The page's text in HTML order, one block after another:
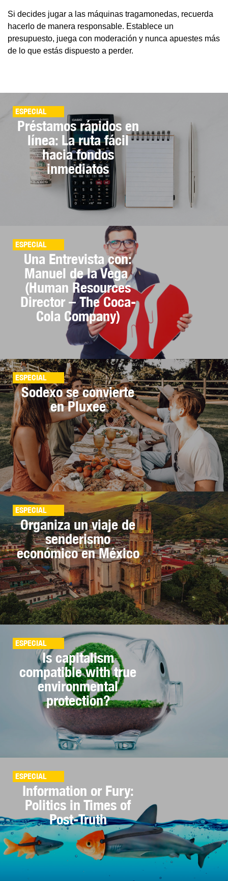
Si decides jugar a las máquinas tragamonedas, recuerda
hacerlo de manera responsable. Establece un
presupuesto, juega con moderación y nunca apuestes más
de lo que estás dispuesto a perder.
ESPECIAL
Préstamos rápidos en
línea: La ruta fácil
hacia fondos
inmediatos
ESPECIAL
Una Entrevista con:
Manuel de la Vega
(Human Resources
Director – The Coca-
Cola Company)
ESPECIAL
Sodexo se convierte
en Pluxee
ESPECIAL
Organiza un viaje de
senderismo
económico en México
ESPECIAL
Is capitalism
compatible with true
environmental
protection?
ESPECIAL
Information or Fury:
Politics in Times of
Post-Truth